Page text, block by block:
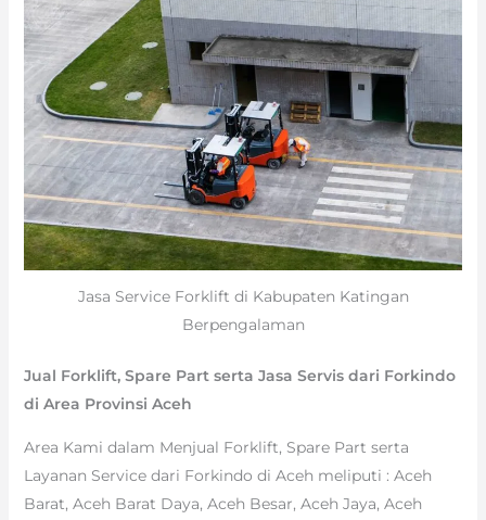
Jasa Service Forklift di Kabupaten Katingan
Berpengalaman
Jual Forklift, Spare Part serta Jasa Servis dari Forkindo
di Area Provinsi Aceh
Area Kami dalam Menjual Forklift, Spare Part serta
Layanan Service dari Forkindo di Aceh meliputi : Aceh
Barat, Aceh Barat Daya, Aceh Besar, Aceh Jaya, Aceh